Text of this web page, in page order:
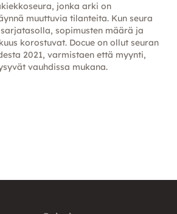
jonka arki on
muuttuvia tilanteita. Kun seura
sopimusten määrä ja
korostuvat. Docue on ollut seuran
2021, varmistaen että myynti,
vauhdissa mukana.